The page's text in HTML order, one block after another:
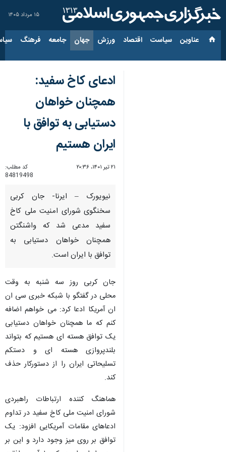
۱۵ مرداد ۱۴۰۵
عناوین‌ سیاست اقتصاد ورزش جهان جامعه فرهنگ
ادعای کاخ سفید:
همچنان خواهان
دستیابی به توافق با
ایران هستیم
۲۱ تیر ۱۴۰۱، ۲۰:۳۶
کد مطلب:
84819498
نیویورک – ایرنا- جان کربی
سخنگوی شورای امنیت ملی کاخ
سفید مدعی شد که واشنگتن
همچنان خواهان دستیابی به
توافق با ایران است.
جان کربی روز سه شنبه به وقت
محلی در گفتگو با شبکه خبری سی ان
ان آمریکا ادعا کرد: می خواهم اضافه
کنم که ما همچنان خواهان دستیابی
یک توافق هسته ای هستیم که بتواند
بلندپروازی هسته ای و دستکم
تسلیحاتی ایران را از دستورکار حذف
کند.
هماهنگ کننده ارتباطات راهبردی
شورای امنیت ملی کاخ سفید در تداوم
ادعاهای مقامات آمریکایی افزود: یک
توافق بر روی میز وجود دارد و این بر